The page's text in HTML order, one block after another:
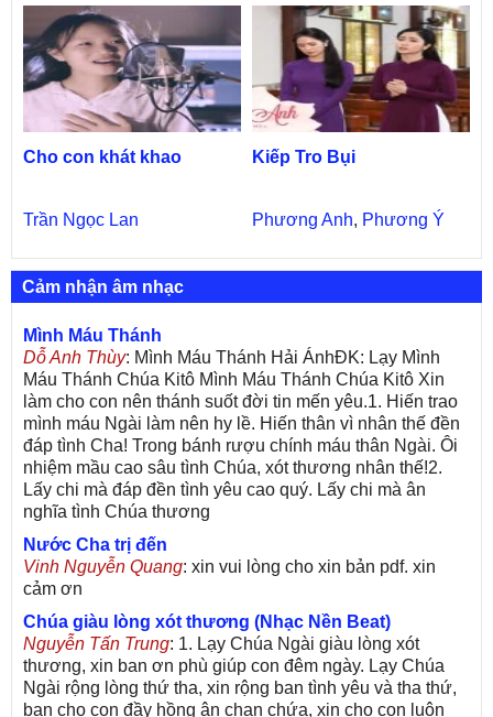
Cho con khát khao
Trần Ngọc Lan
Kiếp Tro Bụi
Phương Anh, Phương Ý
Cảm nhận âm nhạc
Mình Máu Thánh
Dỗ Anh Thùy: Mình Máu Thánh Hải ÁnhĐK: Lạy Mình
Máu Thánh Chúa Kitô Mình Máu Thánh Chúa Kitô Xin
làm cho con nên thánh suốt đời tin mến yêu.1. Hiến trao
mình máu Ngài làm nên hy lề. Hiến thân vì nhân thế đền
đáp tình Cha! Trong bánh rượu chính máu thân Ngài. Ôi
nhiệm mầu cao sâu tình Chúa, xót thương nhân thế!2.
Lấy chi mà đáp đền tình yêu cao quý. Lấy chi mà ân
nghĩa tình Chúa thương
Nước Cha trị đến
Vinh Nguyễn Quang: xin vui lòng cho xin bản pdf. xin
cảm ơn
Chúa giàu lòng xót thương (Nhạc Nền Beat)
Nguyễn Tấn Trung: 1. Lạy Chúa Ngài giàu lòng xót
thương, xin ban ơn phù giúp con đêm ngày. Lạy Chúa
Ngài rộng lòng thứ tha, xin rộng ban tình yêu và tha thứ,
ban cho con đầy hồng ân chan chứa, xin cho con luôn